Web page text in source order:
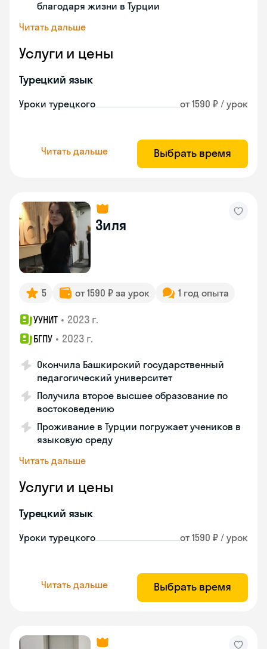
благодаря жизни в Турции
Читать дальше
Услуги и цены
Турецкий язык
Уроки турецкого от 1590 ₽ / урок
Читать дальше Выбрать время
Зиля
5 от 1590 ₽ за урок 1 год опыта
УУНИТ • 2023 г.
БГПУ • 2023 г.
Окончила Башкирский государственный
педагогический университет
Получила второе высшее образование по
востоковедению
Проживание в Турции погружает учеников в
языковую среду
Читать дальше
Услуги и цены
Турецкий язык
Уроки турецкого от 1590 ₽ / урок
Читать дальше Выбрать время